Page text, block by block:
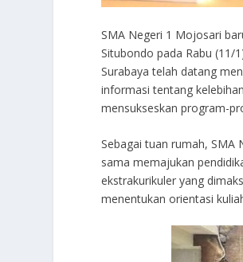
SMA Negeri 1 Mojosari
Situbondo pada Rabu (11/
Surabaya telah datang
informasi tentang
mensukseskan program-
Sebagai tuan rumah,
sama memajukan
ekstrakurikuler yang
menentukan orientasi